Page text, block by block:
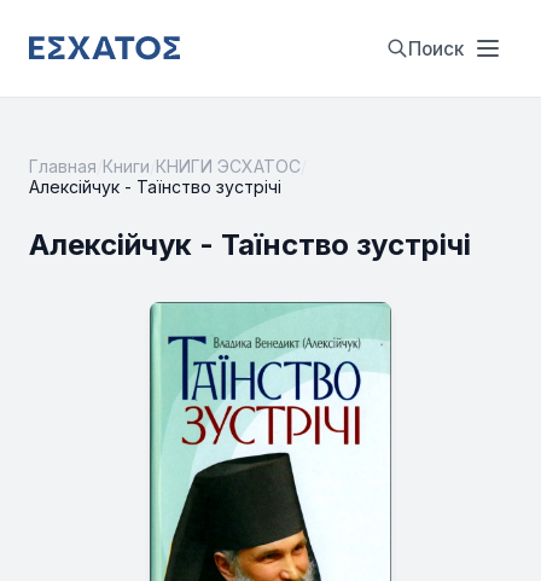
Поиск
Главная Книги КНИГИ ЭСХАТОС
Алексійчук - Таїнство зустрічі
Алексійчук - Таїнство зустрічі